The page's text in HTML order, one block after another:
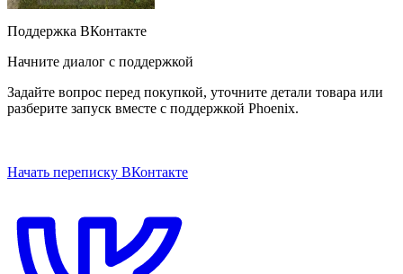
Поддержка ВКонтакте
Начните диалог с поддержкой
Задайте вопрос перед покупкой, уточните детали товара или
разберите запуск вместе с поддержкой Phoenix.
Начать переписку ВКонтакте